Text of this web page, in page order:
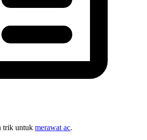
trik untuk merawat ac.